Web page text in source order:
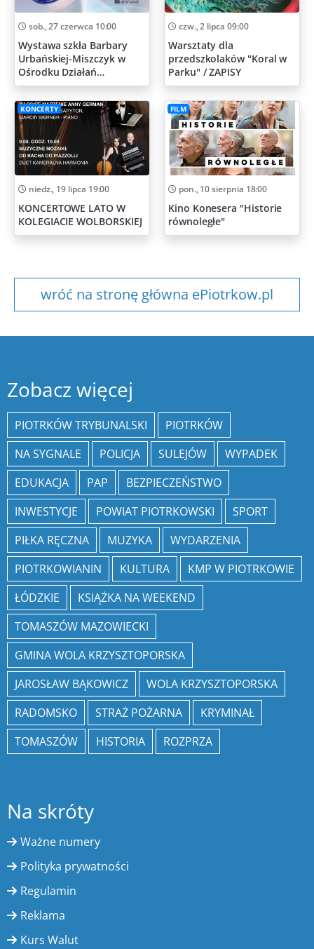
sob., 27 czerwca 10:00
Wystawa szkła Barbary
Urbańskiej-Miszczyk w
Ośrodku Działań
Artystycznych
czw., 2 lipca 09:00
Warsztaty dla
przedszkolaków "Koral w
Parku" / ZAPISY
KONCERTY
niedz., 19 lipca 19:00
KONCERTOWE LATO W
KOLEGIACIE WOLBORSKIEJ
FILM
pon., 10 sierpnia 18:00
Kino Konesera "Historie
równoległe"
wróć na stronę główna ePiotrkow.pl
Zobacz więcej
PIOTRKÓW TRYBUNALSKI
PIOTRKÓW
NA SYGNALE
POLICJA SULEJÓW
WYPADEK
EDUKACJA
PAP
BEZPIECZEŃSTWO
INWESTYCJE
POWIAT PIOTRKOWSKI
SPORT
PIŁKA RĘCZNA
MUZYKA
WYDARZENIA
PIOTRKOWIANIN
KULTURA
KMP W PIOTRKOWIE
ŁÓDZKIE
KSIĄŻKA NA WEEKEND
TOMASZÓW MAZOWIECKI
GMINA WOLA KRZYSZTOPORSKA
JAROSŁAW BĄKOWICZ
WOLA KRZYSZTOPORSKA
RADOMSKO
STRAŻ POŻARNA
KRYMINAŁ
TOMASZÓW
HISTORIA ROZPRZA
Na skróty
Ważne numery
Polityka prywatności
Regulamin
Reklama
Kurs Walut